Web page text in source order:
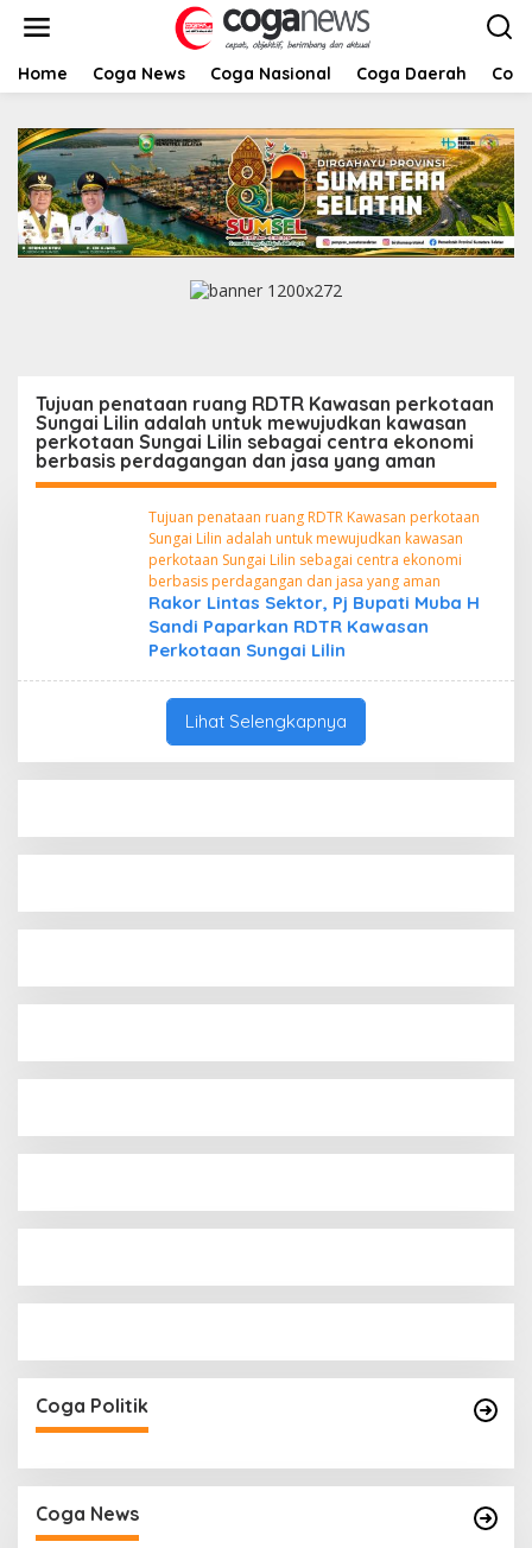
t
Home Coga News Coga Nasional Coga Daerah
Tujuan penataan ruang RDTR Kawasan perkotaan
Sungai Lilin adalah untuk mewujudkan kawasan
perkotaan Sungai Lilin sebagai centra ekonomi
berbasis perdagangan dan jasa yang aman
Tujuan penataan ruang RDTR Kawasan perkotaan
Sungai Lilin adalah untuk mewujudkan kawasan
perkotaan Sungai Lilin sebagai centra ekonomi
berbasis perdagangan dan jasa yang aman
Rakor Lintas Sektor, Pj Bupati Muba H
Sandi Paparkan RDTR Kawasan
Perkotaan Sungai Lilin
Lihat Selengkapnya
Coga Politik
Coga News